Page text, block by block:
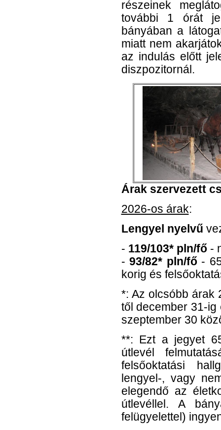
részeinek
további 1 órát
bányában a
miatt nem
az indulás előtt
diszpozitornál.
Árak szervezett
2026-os árak:
Lengyel nyelvű
- 119/103* pln/fő-
-93/82* pln/fő- 65
korig és
*: Az olcsóbb árak
től december 31-ig
szeptember 30
**: Ezt a jegyet
útlevél
felsőoktatási
lengyel-, vagy
elegendő az
útlevéllel. A
felügyelettel)